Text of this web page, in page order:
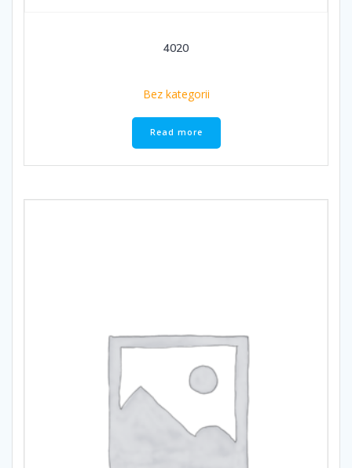
4020
Bez kategorii
Read more